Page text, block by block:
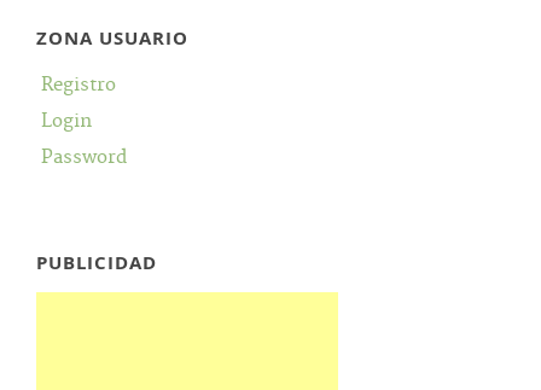
ZONA USUARIO
Registro
Login
Password
PUBLICIDAD